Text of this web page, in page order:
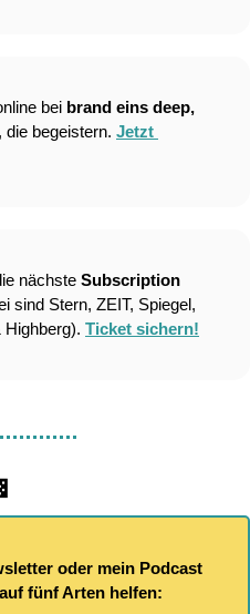
bei brand eins deep,
begeistern. Jetzt
nächste Subscription
sind Stern, ZEIT, Spiegel,
Ticket sichern!
oder mein Podcast
fünf Arten helfen: